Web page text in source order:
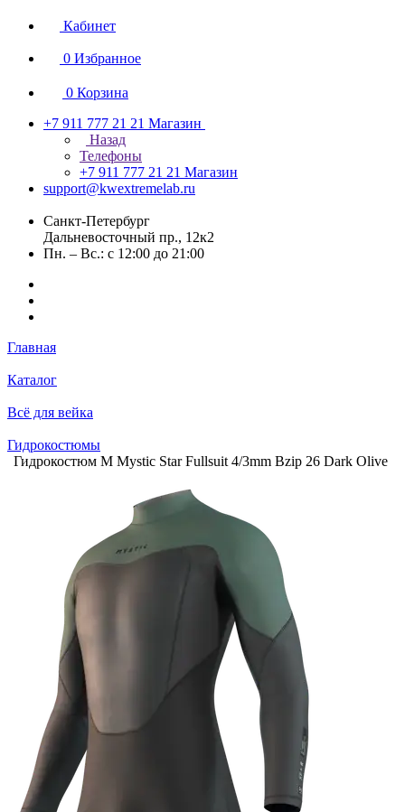
Кабинет
0 Избранное
0 Корзина
+7 911 777 21 21 Магазин
Назад
Телефоны
+7 911 777 21 21 Магазин
support@kwextremelab.ru
Санкт-Петербург
Дальневосточный пр., 12к2
Пн. – Вс.: с 12:00 до 21:00
Главная
Каталог
Всё для вейка
Гидрокостюмы
Гидрокостюм М Mystic Star Fullsuit 4/3mm Bzip 26 Dark Olive